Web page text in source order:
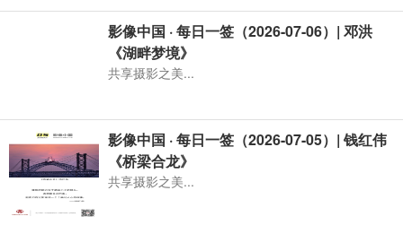
影像中国 · 每日一签（2026-07-06）| 邓洪
《湖畔梦境》
共享摄影之美...
影像中国 · 每日一签（2026-07-05）| 钱红伟
《桥梁合龙》
共享摄影之美...